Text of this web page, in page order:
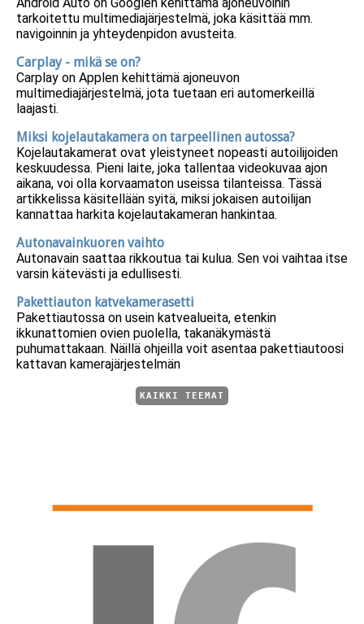
tarkoitettu multimediajärjestelmä, joka käsittää mm.
navigoinnin ja yhteydenpidon avusteita.
Carplay - mikä se on?
Carplay on Applen kehittämä ajoneuvon
multimediajärjestelmä, jota tuetaan eri automerkeillä
laajasti.
Miksi kojelautakamera on tarpeellinen autossa?
Kojelautakamerat ovat yleistyneet nopeasti autoilijoiden
keskuudessa. Pieni laite, joka tallentaa videokuvaa ajon
aikana, voi olla korvaamaton useissa tilanteissa. Tässä
artikkelissa käsitellään syitä, miksi jokaisen autoilijan
kannattaa harkita kojelautakameran hankintaa.
Autonavainkuoren vaihto
Autonavain saattaa rikkoutua tai kulua. Sen voi vaihtaa itse
varsin kätevästi ja edullisesti.
Pakettiauton katvekamerasetti
Pakettiautossa on usein katvealueita, etenkin
ikkunattomien ovien puolella, takanäkymästä
puhumattakaan. Näillä ohjeilla voit asentaa pakettiautoosi
kattavan kamerajärjestelmän
KAIKKI TEEMAT